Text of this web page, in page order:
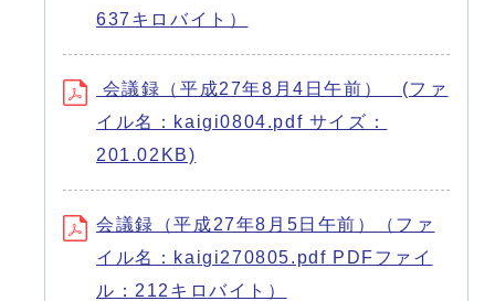
637キロバイト）
会議録（平成27年8月4日午前） (ファ
イル名：kaigi0804.pdf サイズ：
201.02KB)
会議録（平成27年8月5日午前）（ファ
イル名：kaigi270805.pdf PDFファイ
ル：212キロバイト）